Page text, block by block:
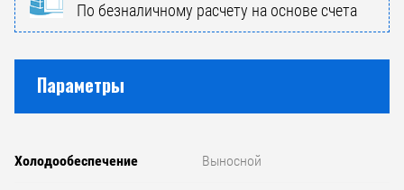
По безналичному расчету на основе счета
Параметры
Холодообеспечение Выносной